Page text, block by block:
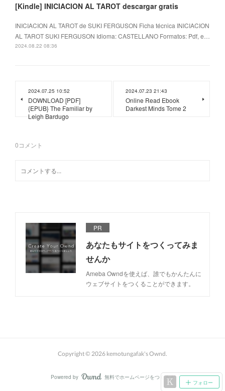
[Kindle] INICIACION AL TAROT descargar gratis
INICIACION AL TAROT de SUKI FERGUSON Ficha técnica INICIACION
AL TAROT SUKI FERGUSON Idioma: CASTELLANO Formatos: Pdf, e…
2024.08.22 08:36
2024.07.25 10:52
DOWNLOAD [PDF]
{EPUB} The Familiar by
Leigh Bardugo
2024.07.23 21:43
Online Read Ebook
Darkest Minds Tome 2
0コメント
PR
あなたもサイトをつくってみま
せんか
Ameba Owndを使えば、誰でもかんたんに
ウェブサイトをつくることができます。
フォロー
Copyright © 2026 kemotungafak's Ownd.
Powered by AmebaOwnd
無料でホームページをつくろう